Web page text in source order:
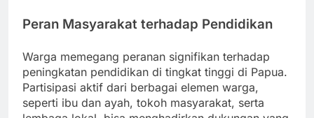
Peran Masyarakat terhadap Pendidikan
Warga memegang peranan signifikan terhadap
peningkatan pendidikan di tingkat tinggi di Papua.
Partisipasi aktif dari berbagai elemen warga,
seperti ibu dan ayah, tokoh masyarakat, serta